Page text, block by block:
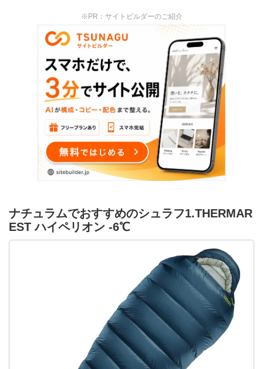
※PR：サイトビルダーのご紹介
ナチュラムでおすすめのシュラフ1.THERMAR
EST ハイペリオン -6℃